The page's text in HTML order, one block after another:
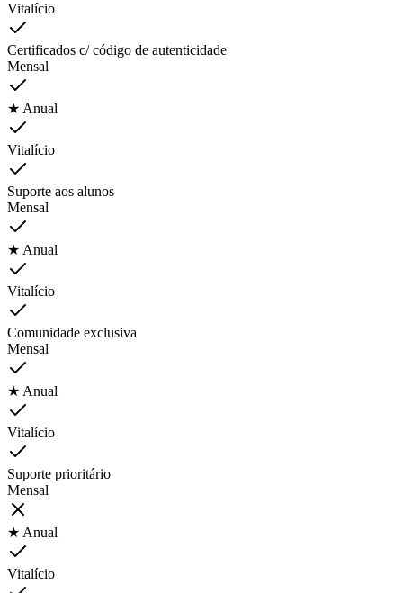
Vitalício
Certificados c/ código de autenticidade
Mensal
★ Anual
Vitalício
Suporte aos alunos
Mensal
★ Anual
Vitalício
Comunidade exclusiva
Mensal
★ Anual
Vitalício
Suporte prioritário
Mensal
★ Anual
Vitalício